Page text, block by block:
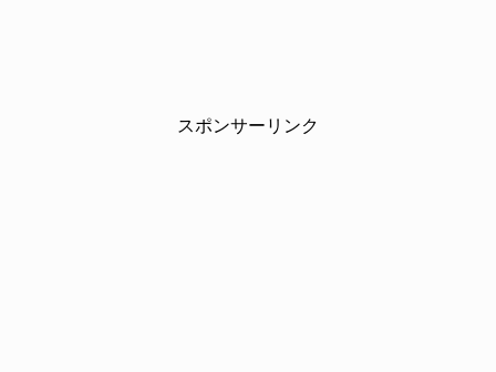
スポンサーリンク